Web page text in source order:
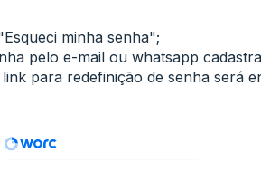
minha senha";
pelo e-mail ou whatsapp
para redefinição de senha será